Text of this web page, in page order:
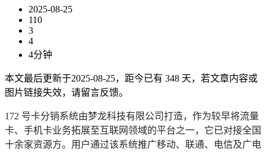
2025-08-25
110
3
4
4分钟
本文最后更新于2025-08-25，距今已有 348 天，若文章内容或
图片链接失效，请留言反馈。
172 号卡分销系统由梦龙科技有限公司打造，作为较早将流量
卡、手机卡业务拓展至互联网领域的平台之一，它已对接全国
十余家资源方。用户通过该系统推广移动、联通、电信及广电